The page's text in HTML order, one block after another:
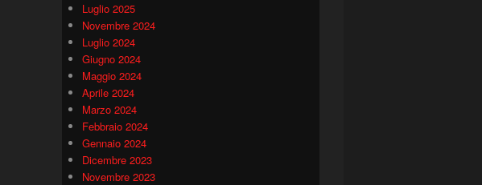
Luglio 2025
Novembre 2024
Luglio 2024
Giugno 2024
Maggio 2024
Aprile 2024
Marzo 2024
Febbraio 2024
Gennaio 2024
Dicembre 2023
Novembre 2023